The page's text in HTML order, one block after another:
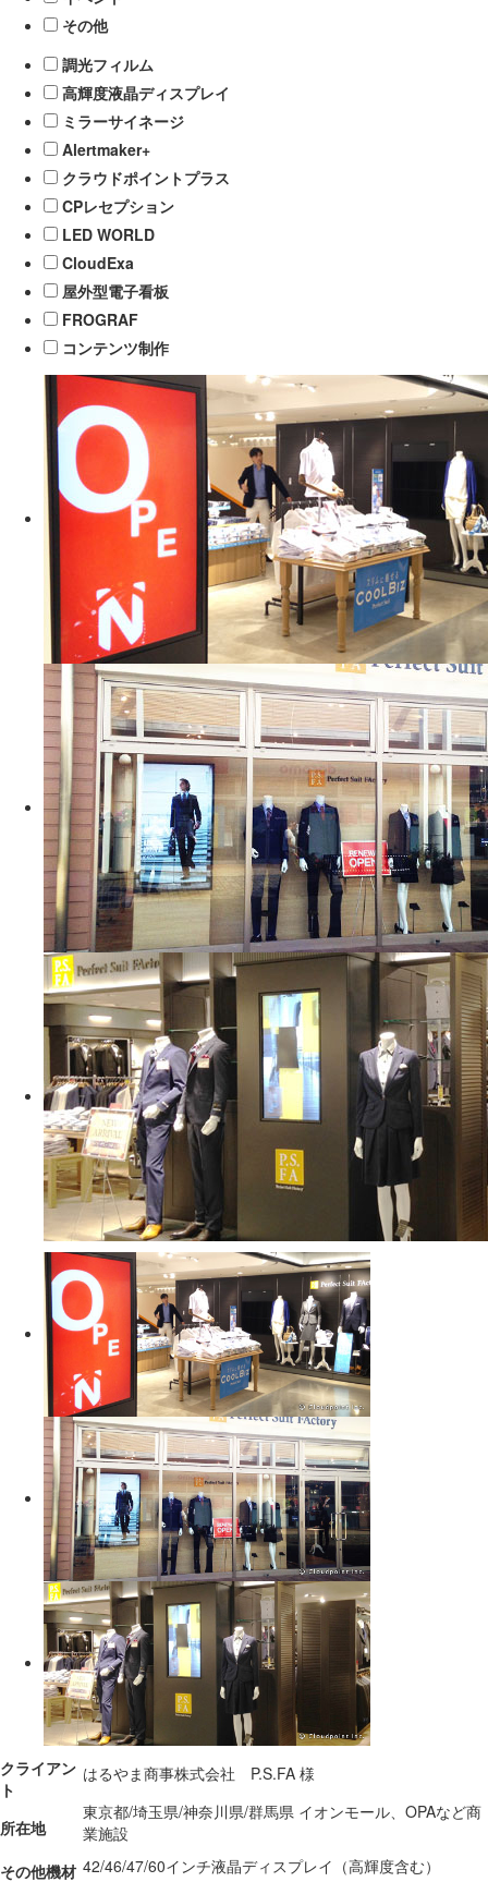
その他
調光フィルム
高輝度液晶ディスプレイ
ミラーサイネージ
Alertmaker+
クラウドポイントプラス
CPレセプション
LED WORLD
CloudExa
屋外型電子看板
FROGRAF
コンテンツ制作
クライアン
ト
はるやま商事株式会社 P.S.FA 様
所在地
東京都/埼玉県/神奈川県/群馬県 イオンモール、OPAなど商
業施設
その他機材 42/46/47/60インチ液晶ディスプレイ（高輝度含む）